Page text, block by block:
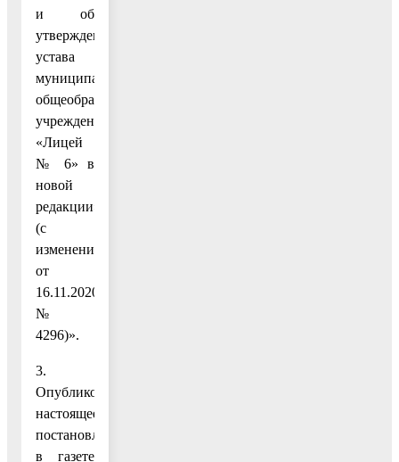
и об
утверждении
устава
муниципального
общеобразовательного
учреждения
«Лицей
№ 6» в
новой
редакции»
(с
изменениями
от
16.11.2020
№
4296)».
3.
Опубликовать
настоящее
постановление
в газете